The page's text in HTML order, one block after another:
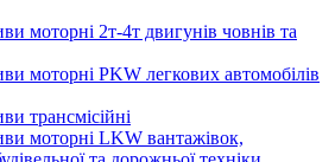
моторні 2т-4т двигунів човнів та
моторні PKW легкових автомобілів
трансмісійні
моторні LKW вантажівок,